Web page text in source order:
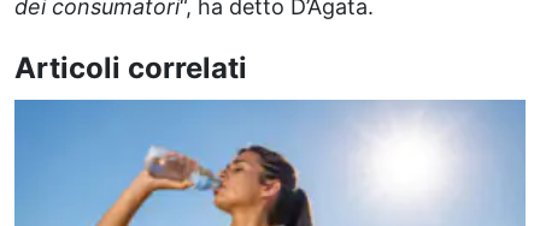
dei consumatori“, ha detto D’Agata.
Articoli correlati